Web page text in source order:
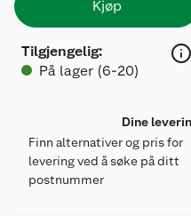
Kjøp
Tilgjengelig:
På lager (6-20)
Dine
Finn alternativer og pris for
levering ved å søke på ditt
postnummer